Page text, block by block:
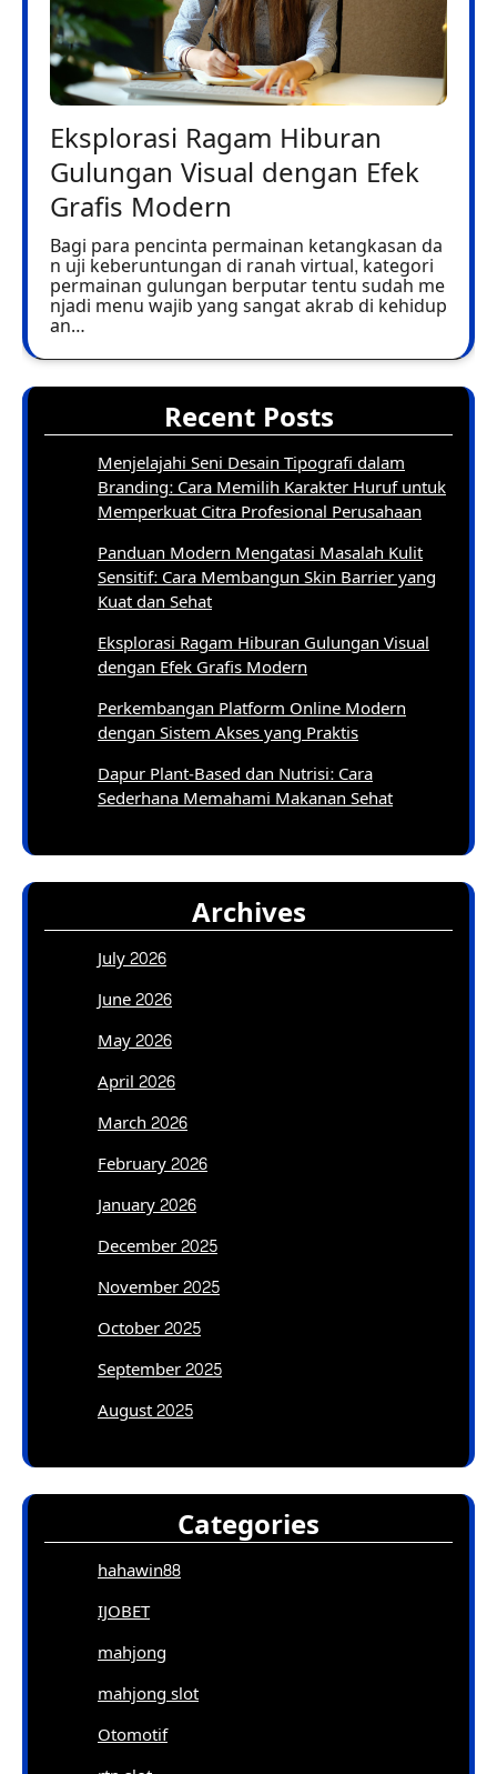
Eksplorasi Ragam Hiburan
Gulungan Visual dengan Efek
Grafis Modern
Bagi para pencinta permainan ketangkasan da
n uji keberuntungan di ranah virtual, kategori
permainan gulungan berputar tentu sudah me
njadi menu wajib yang sangat akrab di kehidup
an…
Recent Posts
Menjelajahi Seni Desain Tipografi dalam
Branding: Cara Memilih Karakter Huruf untuk
Memperkuat Citra Profesional Perusahaan
Panduan Modern Mengatasi Masalah Kulit
Sensitif: Cara Membangun Skin Barrier yang
Kuat dan Sehat
Eksplorasi Ragam Hiburan Gulungan Visual
dengan Efek Grafis Modern
Perkembangan Platform Online Modern
dengan Sistem Akses yang Praktis
Dapur Plant-Based dan Nutrisi: Cara
Sederhana Memahami Makanan Sehat
Archives
July 2026
June 2026
May 2026
April 2026
March 2026
February 2026
January 2026
December 2025
November 2025
October 2025
September 2025
August 2025
Categories
hahawin88
IJOBET
mahjong
mahjong slot
Otomotif